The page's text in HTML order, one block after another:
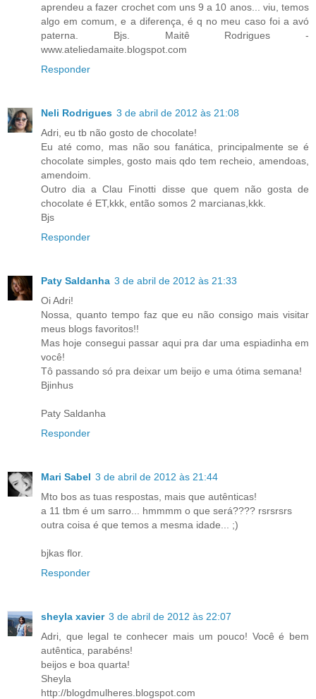
aprendeu a fazer crochet com uns 9 a 10 anos... viu, temos
algo em comum, e a diferença, é q no meu caso foi a avó
paterna. Bjs. Maitê Rodrigues -
www.ateliedamaite.blogspot.com
Responder
Neli Rodrigues 3 de abril de 2012 às 21:08
Adri, eu tb não gosto de chocolate!
Eu até como, mas não sou fanática, principalmente se é
chocolate simples, gosto mais qdo tem recheio, amendoas,
amendoim.
Outro dia a Clau Finotti disse que quem não gosta de
chocolate é ET,kkk, então somos 2 marcianas,kkk.
Bjs
Responder
Paty Saldanha 3 de abril de 2012 às 21:33
Oi Adri!
Nossa, quanto tempo faz que eu não consigo mais visitar
meus blogs favoritos!!
Mas hoje consegui passar aqui pra dar uma espiadinha em
você!
Tô passando só pra deixar um beijo e uma ótima semana!
Bjinhus
Paty Saldanha
Responder
Mari Sabel 3 de abril de 2012 às 21:44
Mto bos as tuas respostas, mais que autênticas!
a 11 tbm é um sarro... hmmmm o que será???? rsrsrsrs
outra coisa é que temos a mesma idade... ;)
bjkas flor.
Responder
sheyla xavier 3 de abril de 2012 às 22:07
Adri, que legal te conhecer mais um pouco! Você é bem
autêntica, parabéns!
beijos e boa quarta!
Sheyla
http://blogdmulheres.blogspot.com